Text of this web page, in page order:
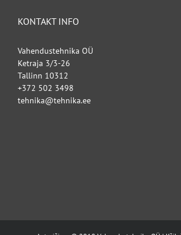
KONTAKT INFO
Vahendustehnika OÜ
Ketraja 3/3-26
Tallinn 10312
+372 502 3498
tehnika@tehnika.ee